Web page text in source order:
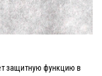
защитную функцию в